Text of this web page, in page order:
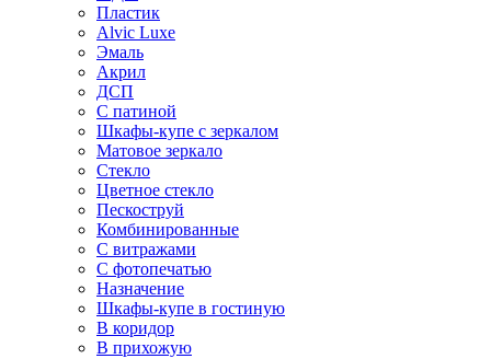
Пластик
Alvic Luxe
Эмаль
Акрил
ДСП
С патиной
Шкафы-купе с зеркалом
Матовое зеркало
Стекло
Цветное стекло
Пескоструй
Комбинированные
С витражами
С фотопечатью
Назначение
Шкафы-купе в гостиную
В коридор
В прихожую